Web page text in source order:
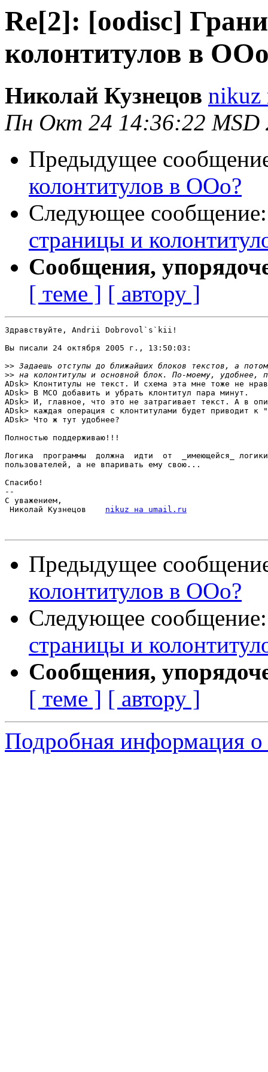
Re[2]: [oodisc]
колонтитулов в
Николай Кузнецов nikuz
Пн Окт 24 14:36:22 MSD
Предыдущее
колонтитулов в ООо?
Следующее
страницы и
Сообщения,
[ теме ] [ автору ]
Здравствуйте, Andrii Dobrovol`s`kii!
Вы писали 24 октября 2005 г., 13:50:03:
>>
>>
ADsk> Клонтитулы не текст. И схема эта мне тоже не
ADsk> В МСО добавить и убрать клонтитул пара минут.
ADsk> И, главное, что это не затрагивает текст. А в
ADsk> каждая операция с клонтитулами будет приводит к
ADsk> Что ж тут удобнее?
Полностью поддерживаю!!!
Логика  программы  должна  идти  от  _имеющейся_ логики
пользователей, а не впаривать ему свою...
Спасибо!
--
С уважением,
Николай Кузнецов nikuz на umail.ru
Предыдущее
колонтитулов в ООо?
Следующее
страницы и
Сообщения,
[ теме ] [ автору ]
Подробная информация о